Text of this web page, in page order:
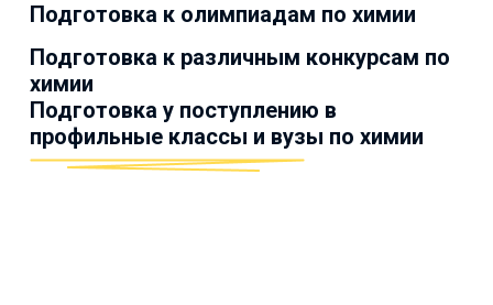
Подготовка к олимпиадам по химии
Подготовка к различным конкурсам по
химии
Подготовка у поступлению в
профильные классы и вузы по химии